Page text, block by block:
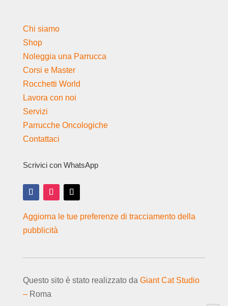
Chi siamo
Shop
Noleggia una Parrucca
Corsi e Master
Rocchetti World
Lavora con noi
Servizi
Parrucche Oncologiche
Contattaci
Scrivici con WhatsApp
Aggiorna le tue preferenze di tracciamento della
pubblicità
Questo sito è stato realizzato da Giant Cat Studio
–Roma